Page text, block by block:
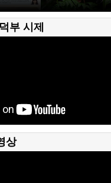
부 시제
상